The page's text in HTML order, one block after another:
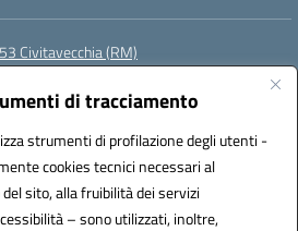
di tracciamento
strumenti di profilazione degli utenti -
cookies tecnici necessari al
sito, alla fruibilità dei servizi
– sono utilizzati, inoltre,
Civitavecchia (RM)
rmic8b900g@pec.istruzione.it
Amministrazioni (IPA): istsc_rmic8b900g
UFP4NO